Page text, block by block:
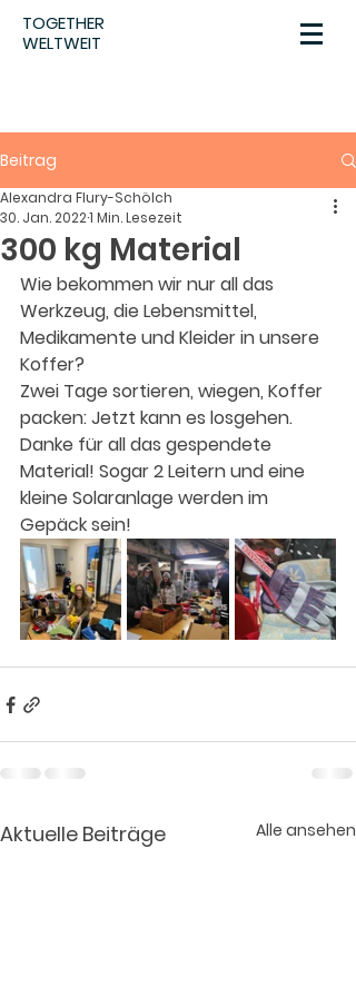
TOGETHER
WELTWEIT
Beitrag
300 kg Material
Alexandra Flury-Schölch
30. Jan. 20221 Min. Lesezeit
Wie bekommen wir nur all das
Werkzeug, die Lebensmittel,
Medikamente und Kleider in unsere
Koffer?
Zwei Tage sortieren, wiegen, Koffer
packen: Jetzt kann es losgehen.
Danke für all das gespendete
Material! Sogar 2 Leitern und eine
kleine Solaranlage werden im
Gepäck sein!
Aktuelle Beiträge Alle ansehen